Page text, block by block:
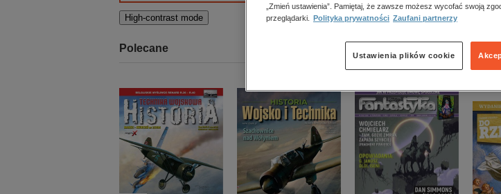
edukacja
kobiece, lifestyle, kultura
popularno-naukowe
historia
zdrowie
religie
High-contrast mode
Polecane
„Zmień ustawienia”. Pamiętaj, że zawsze możesz wycofać swoją
przeglądarki.
Polityka prywatności Zaufani partnerzy
Ustawienia plików cookie